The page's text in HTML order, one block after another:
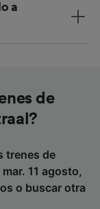
a
de
trenes de
11 agosto,
o buscar otra